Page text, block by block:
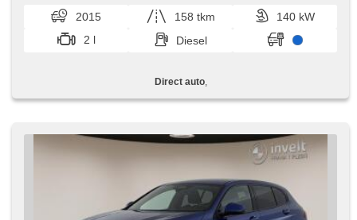
Heckscheibenwischer, zadní loketní opěrka,
Außenthermometer, Reifendrucksensor, Start-Stop System,
Bluetooth, isofix, Lenkrad einstellbar, starten per Taste,
höheneinstellbare Sitze, Abnutzungssensor des
2015 158 tkm
140 kW
2 l
Diesel
Direct auto,